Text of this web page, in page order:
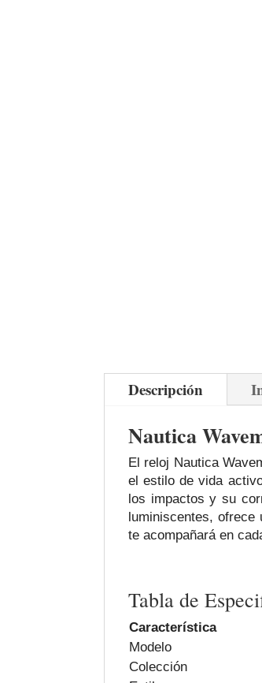
Descripción
Nautica
El reloj Nautica
el estilo de vida
los impactos y su
luminiscentes, ofrece
te acompañará en
Tabla de
Característica
Modelo
Colección